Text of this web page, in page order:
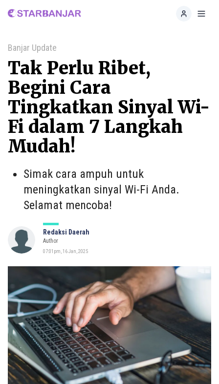
Home
Banjar Update
Tak Perlu Ribet,
Begini Cara
Tingkatkan Sinyal Wi-
Fi dalam 7 Langkah
Mudah!
Simak cara ampuh untuk
meningkatkan sinyal Wi-Fi Anda.
Selamat mencoba!
Redaksi Daerah
Author
07:01pm, 16 Jan, 2025